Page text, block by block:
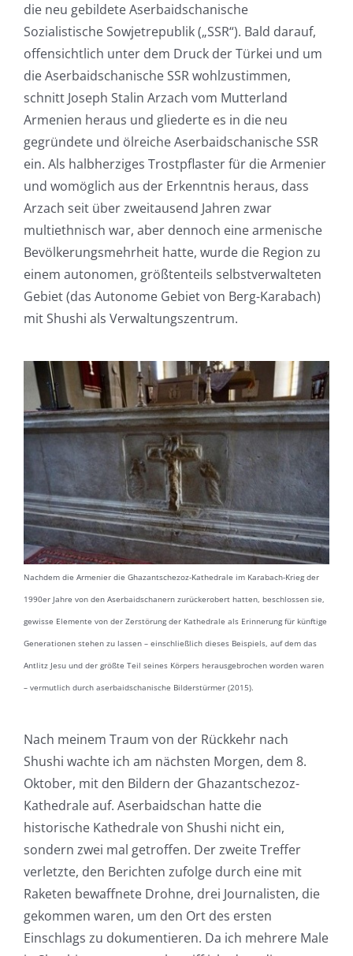
die neu gebildete Aserbaidschanische
Sozialistische Sowjetrepublik („SSR“). Bald darauf,
offensichtlich unter dem Druck der Türkei und um
die Aserbaidschanische SSR wohlzustimmen,
schnitt Joseph Stalin Arzach vom Mutterland
Armenien heraus und gliederte es in die neu
gegründete und ölreiche Aserbaidschanische SSR
ein. Als halbherziges Trostpflaster für die Armenier
und womöglich aus der Erkenntnis heraus, dass
Arzach seit über zweitausend Jahren zwar
multiethnisch war, aber dennoch eine armenische
Bevölkerungsmehrheit hatte, wurde die Region zu
einem autonomen, größtenteils selbstverwalteten
Gebiet (das Autonome Gebiet von Berg-Karabach)
mit Shushi als Verwaltungszentrum.
Nachdem die Armenier die Ghazantschezoz-Kathedrale im Karabach-Krieg der
1990er Jahre von den Aserbaidschanern zurückerobert hatten, beschlossen sie,
gewisse Elemente von der Zerstörung der Kathedrale als Erinnerung für künftige
Generationen stehen zu lassen – einschließlich dieses Beispiels, auf dem das
Antlitz Jesu und der größte Teil seines Körpers herausgebrochen worden waren
– vermutlich durch aserbaidschanische Bilderstürmer (2015).
Nach meinem Traum von der Rückkehr nach
Shushi wachte ich am nächsten Morgen, dem 8.
Oktober, mit den Bildern der Ghazantschezoz-
Kathedrale auf. Aserbaidschan hatte die
historische Kathedrale von Shushi nicht ein,
sondern zwei mal getroffen. Der zweite Treffer
verletzte, den Berichten zufolge durch eine mit
Raketen bewaffnete Drohne, drei Journalisten, die
gekommen waren, um den Ort des ersten
Einschlags zu dokumentieren. Da ich mehrere Male